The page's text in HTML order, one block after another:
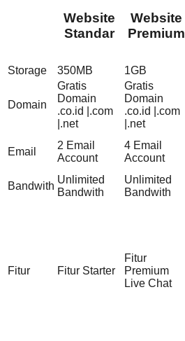
Website
Standar
Website
Premium
Storage 350MB 1GB
Domain
Gratis
Domain
.co.id |.com
|.net
Gratis
Domain
.co.id |.com
|.net
Email
2 Email
Account
4 Email
Account
Bandwith
Unlimited
Bandwith
Unlimited
Bandwith
Fitur Fitur Starter
Fitur
Premium
Live Chat